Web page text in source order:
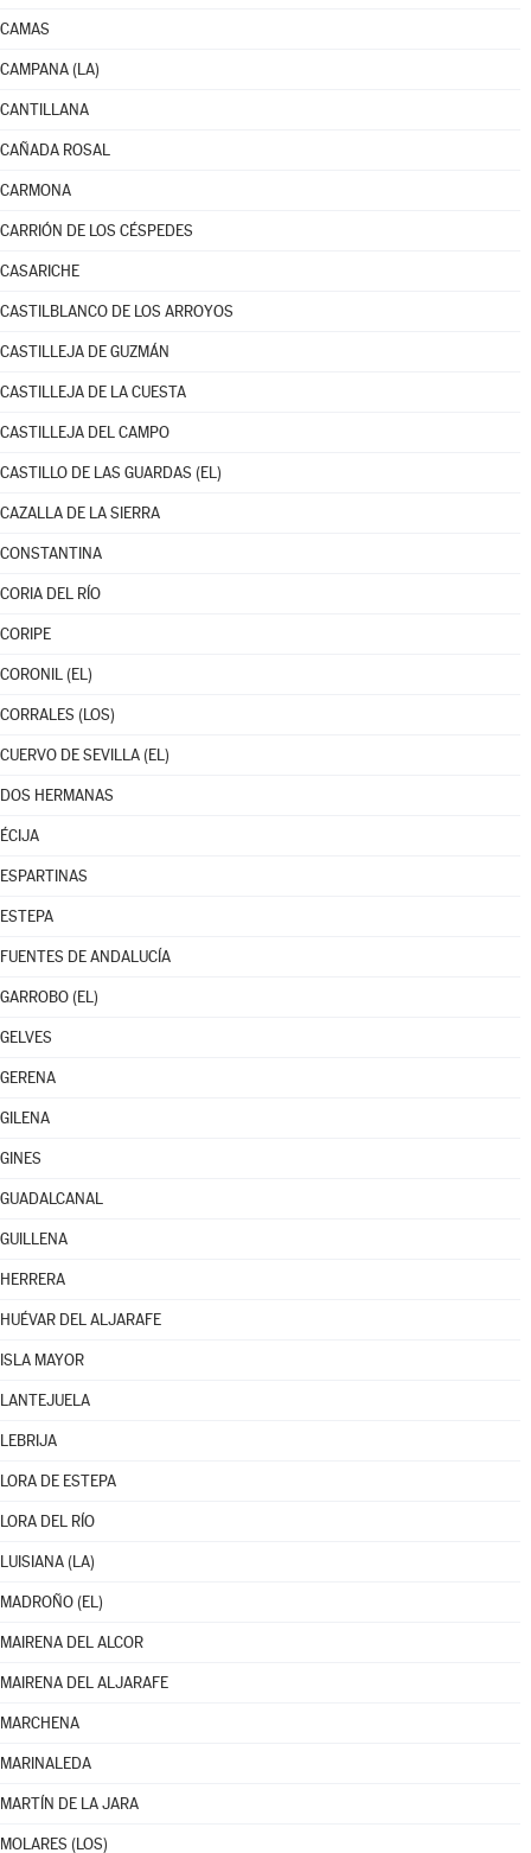
CAMAS
CAMPANA (LA)
CANTILLANA
CAÑADA ROSAL
CARMONA
CARRIÓN DE LOS CÉSPEDES
CASARICHE
CASTILBLANCO DE LOS ARROYOS
CASTILLEJA DE GUZMÁN
CASTILLEJA DE LA CUESTA
CASTILLEJA DEL CAMPO
CASTILLO DE LAS GUARDAS (EL)
CAZALLA DE LA SIERRA
CONSTANTINA
CORIA DEL RÍO
CORIPE
CORONIL (EL)
CORRALES (LOS)
CUERVO DE SEVILLA (EL)
DOS HERMANAS
ÉCIJA
ESPARTINAS
ESTEPA
FUENTES DE ANDALUCÍA
GARROBO (EL)
GELVES
GERENA
GILENA
GINES
GUADALCANAL
GUILLENA
HERRERA
HUÉVAR DEL ALJARAFE
ISLA MAYOR
LANTEJUELA
LEBRIJA
LORA DE ESTEPA
LORA DEL RÍO
LUISIANA (LA)
MADROÑO (EL)
MAIRENA DEL ALCOR
MAIRENA DEL ALJARAFE
MARCHENA
MARINALEDA
MARTÍN DE LA JARA
MOLARES (LOS)